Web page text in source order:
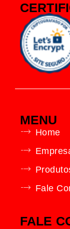
MENU
Home
Fale
FALE